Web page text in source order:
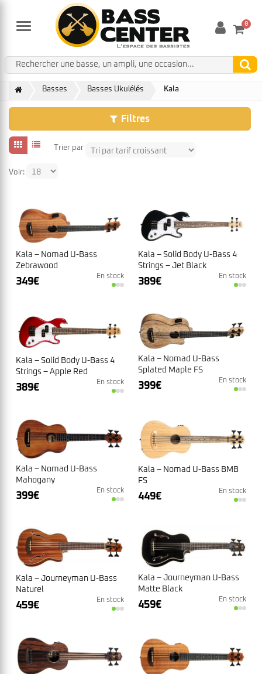
Menu 0
Basses Basses Ukulélés Kala
Filtres
Trier par
Voir:
Kala – Nomad U-Bass
Zebrawood
349€ En stock
Kala – Solid Body U-Bass 4
Strings – Jet Black
389€ En stock
Kala – Solid Body U-Bass 4
Strings – Apple Red
389€ En stock
Kala – Nomad U-Bass
Splated Maple FS
399€ En stock
Kala – Nomad U-Bass
Mahogany
399€ En stock
Kala – Nomad U-Bass BMB
FS
449€ En stock
Kala – Journeyman U-Bass
Naturel
459€ En stock
Kala – Journeyman U-Bass
Matte Black
459€ En stock